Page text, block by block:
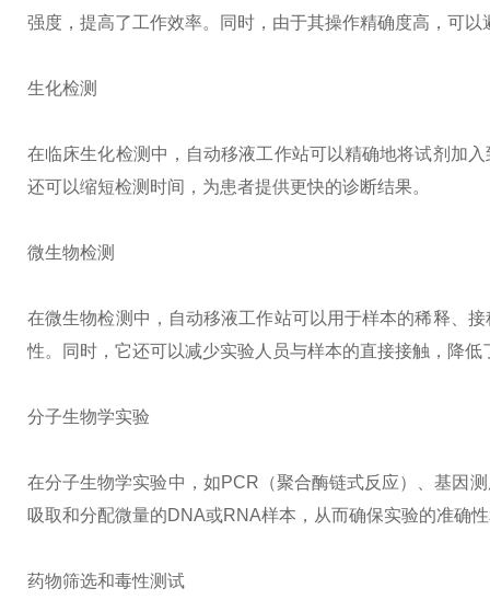
强度，提高了工作效率。同时，由于其操作精确度高，可
生化检测
在临床生化检测中，自动移液工作站可以精确地将试剂加
还可以缩短检测时间，为患者提供更快的诊断结果。
微生物检测
在微生物检测中，自动移液工作站可以用于样本的稀释、
性。同时，它还可以减少实验人员与样本的直接接触，降低
分子生物学实验
在分子生物学实验中，如PCR（聚合酶链式反应）、基因
吸取和分配微量的DNA或RNA样本，从而确保实验的准确
药物筛选和毒性测试